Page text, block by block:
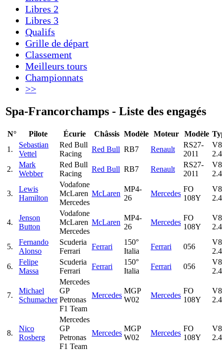
Libres 2
Libres 3
Qualifs
Grille de départ
Classement
Meilleurs tours
Championnats
>>
Spa-Francorchamps - Liste des engagés
N° Pilote Écurie Châssis Modèle Moteur Modèle
1.
Sebastian
Vettel
Red Bull
Racing
Red Bull RB7 Renault
RS27-
2011
V8
2.
Mark
Webber
Red Bull
Racing
Red Bull RB7 Renault
RS27-
2011
V8
3.
Lewis
Hamilton
Vodafone
McLaren
Mercedes
McLaren
MP4-
26
Mercedes
FO
108Y
V8
4.
Jenson
Button
Vodafone
McLaren
Mercedes
McLaren
MP4-
26
Mercedes
FO
108Y
V8
5.
Fernando
Alonso
Scuderia
Ferrari
Ferrari
150°
Italia
Ferrari 056
V8
6.
Felipe
Massa
Scuderia
Ferrari
Ferrari
150°
Italia
Ferrari 056
V8
7.
Michael
Schumacher
Mercedes
GP
Petronas
F1 Team
Mercedes
MGP
W02
Mercedes
FO
108Y
V8
8.
Nico
Rosberg
Mercedes
GP
Petronas
F1 Team
Mercedes
MGP
W02
Mercedes
FO
108Y
V8